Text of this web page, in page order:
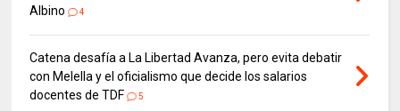
Albino
4
Catena desafía a La Libertad Avanza, pero evita debatir
con Melella y el oficialismo que decide los salarios
docentes de TDF
5